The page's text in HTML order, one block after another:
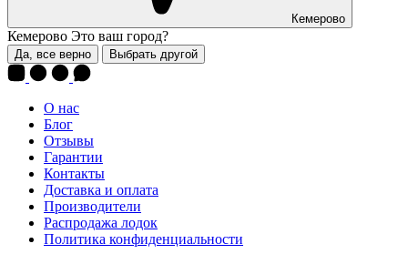
Кемерово
Кемерово Это ваш город?
Да, все верно Выбрать другой
О нас
Блог
Отзывы
Гарантии
Контакты
Доставка и оплата
Производители
Распродажа лодок
Политика конфиденциальности